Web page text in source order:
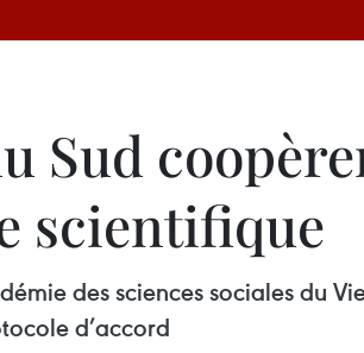
Sud
scientifique
des sciences sociales du
d’accord